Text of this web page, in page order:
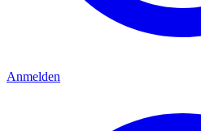
Anmelden